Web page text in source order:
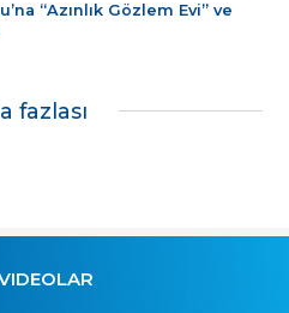
“Azınlık Gözlem Evi” ve
fazlası